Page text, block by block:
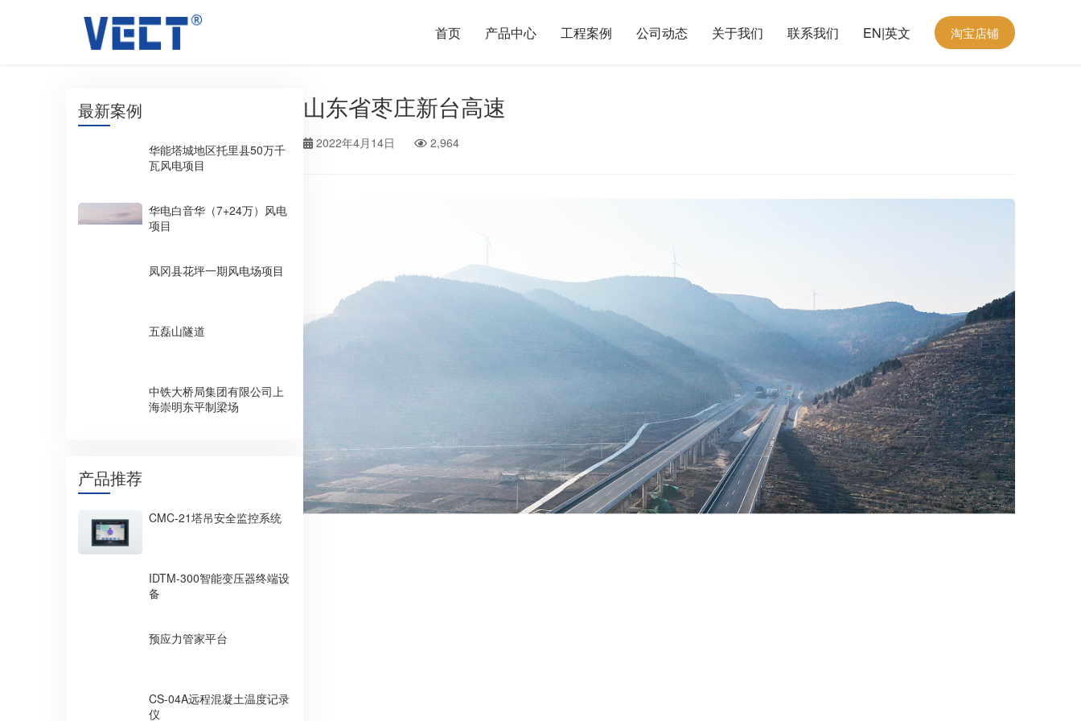
首页 产品中心 工程案例 公司动态 关于我们 联系我们 EN|英文 淘宝店铺
最新案例
华能塔城地区托里县50万千
瓦风电项目
华电白音华（7+24万）风电
项目
凤冈县花坪一期风电场项目
五磊山隧道
中铁大桥局集团有限公司上
海崇明东平制梁场
产品推荐
CMC-21塔吊安全监控系统
IDTM-300智能变压器终端设
备
预应力管家平台
CS-04A远程混凝土温度记录
仪
山东省枣庄新台高速
2022年4月14日 2,964